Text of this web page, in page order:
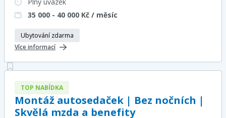
35 000 - 40 000 Kč / měsíc
Ubytování zdarma
Více informací
TOP NABÍDKA
Montáž autosedaček | Bez nočních |
Skvělá mzda a benefity